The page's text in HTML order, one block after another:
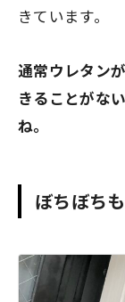
きています。
通常ウレタン
きることがな
ね。
ぼちぼち